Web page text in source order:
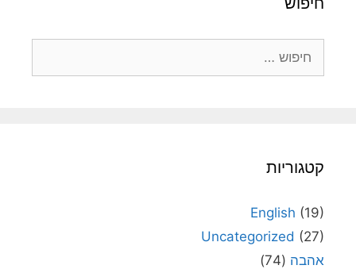
קטגוריות
English (19)
Uncategorized (27)
אהבה (74)